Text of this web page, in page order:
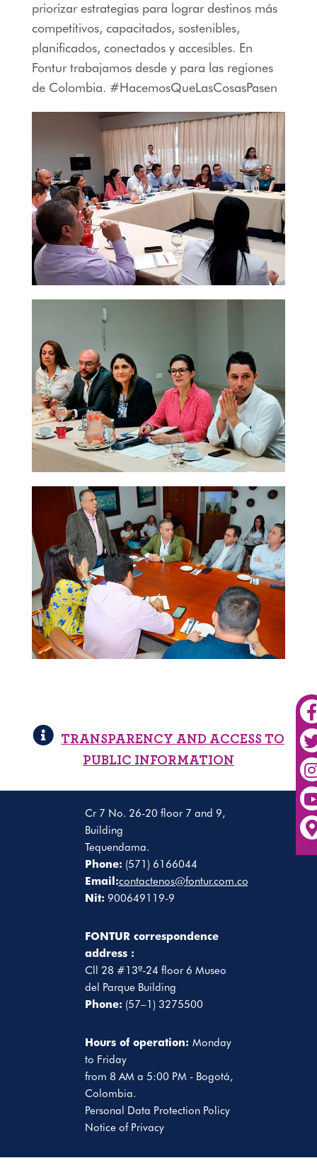
priorizar estrategias para lograr destinos más
competitivos, capacitados, sostenibles,
planificados, conectados y accesibles. En
Fontur trabajamos desde y para las regiones
de Colombia. #HacemosQueLasCosasPasen
TRANSPARENCY AND ACCESS TO
PUBLIC INFORMATION
Cr 7 No. 26-20 floor 7 and 9,
Building
Tequendama.
Phone: (571) 6166044
Email:contactenos@fontur.com.co
Nit: 900649119-9
FONTUR correspondence
address :
Cll 28 #13ª-24 floor 6 Museo
del Parque Building
Phone: (57–1) 3275500
Hours of operation: Monday
to Friday
from 8 AM a 5:00 PM - Bogotá,
Colombia.
Personal Data Protection Policy
Notice of Privacy